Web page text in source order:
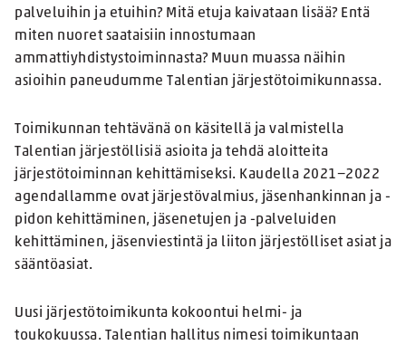
palveluihin ja etuihin? Mitä etuja kaivataan lisää? Entä
miten nuoret saataisiin innostumaan
ammattiyhdistystoiminnasta? Muun muassa näihin
asioihin paneudumme Talentian järjestötoimikunnassa.
Toimikunnan tehtävänä on käsitellä ja valmistella
Talentian järjestöllisiä asioita ja tehdä aloitteita
järjestötoiminnan kehittämiseksi. Kaudella 2021−2022
agendallamme ovat järjestövalmius, jäsenhankinnan ja -
pidon kehittäminen, jäsenetujen ja -palveluiden
kehittäminen, jäsenviestintä ja liiton järjestölliset asiat ja
sääntöasiat.
Uusi järjestötoimikunta kokoontui helmi- ja
toukokuussa. Talentian hallitus nimesi toimikuntaan